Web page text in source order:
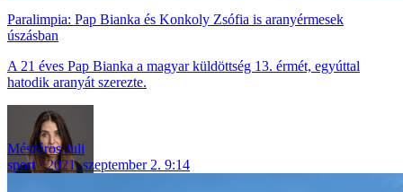
Paralimpia: Pap Bianka és Konkoly Zsófia is aranyérmesek
úszásban
A 21 éves Pap Bianka a magyar küldöttség 13. érmét, egyúttal
hatodik aranyát szerezte.
Mészáros Juli
sport
2021. szeptember 2. 9:14